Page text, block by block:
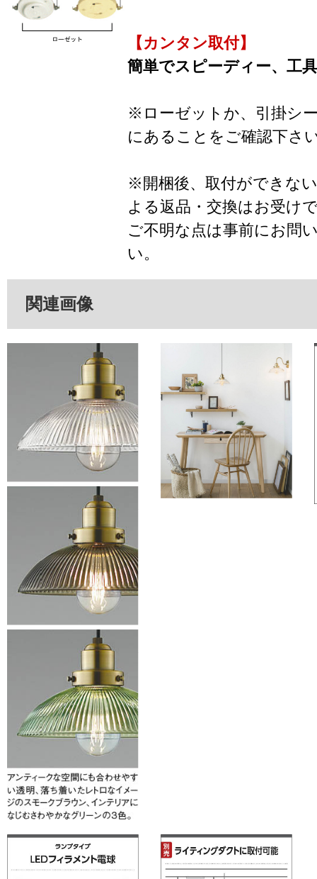
【カンタン取付】
簡単でスピーディー、工
※ローゼットか、引掛シ
にあることをご確認下さ
※開梱後、取付ができな
よる返品・交換はお受け
ご不明な点は事前にお問
い。
関連画像